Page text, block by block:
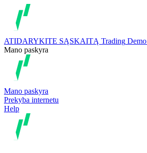
ATIDARYKITE SĄSKAITĄ Trading Demo
Mano paskyra
Mano paskyra
Prekyba internetu
Help